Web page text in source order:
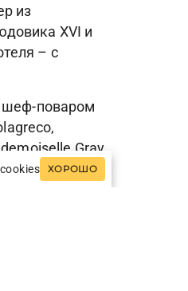
из
XVI и
– с
шеф-поваром
Gray
проектХОРОШО